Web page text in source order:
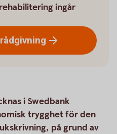
ingår
rådgivning
i Swedbank
trygghet för den
på grund av